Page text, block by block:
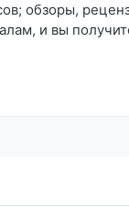
обзоры,
и вы